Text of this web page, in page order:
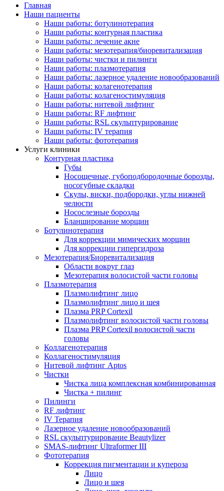
Главная
Наши пациенты
Наши работы: ботулинотерапия
Наши работы: контурная пластика
Наши работы: лечение акне
Наши работы: мезотерапия/биоревитализация
Наши работы: чистки и пилинги
Наши работы: плазмотерапия
Наши работы: лазерное удаление новообразований
Наши работы: колагенотерапия
Наши работы: колагеностимуляция
Наши работы: нитевой лифтинг
Наши работы: RF лифтинг
Наши работы: RSL скульптурирование
Наши работы: IV терапия
Наши работы: фототерапия
Услуги клиники
Контурная пластика
Губы
Носощечные, губоподбородочные борозды,
носогубные складки
Скулы, виски, подбородки, углы нижней
челюсти
Носослезные борозды
Бланширование морщин
Ботулинотерапия
Для коррекции мимических морщин
Для коррекции гипергидроза
Мезотерапия/Биоревитализация
Области вокруг глаз
Мезотерапия волосистой части головы
Плазмотерапия
Плазмолифтинг лицо
Плазмолифтинг лицо и шея
Плазма PRP Cortexil
Плазмолифтинг волосистой части головы
Плазма PRP Cortexil волосистой части
головы
Коллагенотерапия
Коллагеностимуляция
Нитевой лифтинг Aptos
Чистки
Чистка лица комплексная комбинированная
Чистка + пилинг
Пилинги
RF лифтинг
IV Терапия
Лазерное удаление новообразований
RSL скульптурирование Beautylizer
SMAS-лифтинг Ultraformer III
Фототерапия
Коррекция пигментации и купероза
Лицо
Лицо и шея